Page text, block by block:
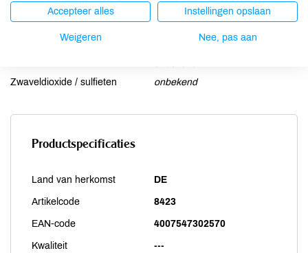
onbekend
Zwaveldioxide / sulfieten
onbekend
Productspecificaties
Land van herkomst DE
Artikelcode 8423
EAN-code 4007547302570
Kwaliteit ---
Accepteer alles Instellingen opslaan
Weigeren Nee, pas aan